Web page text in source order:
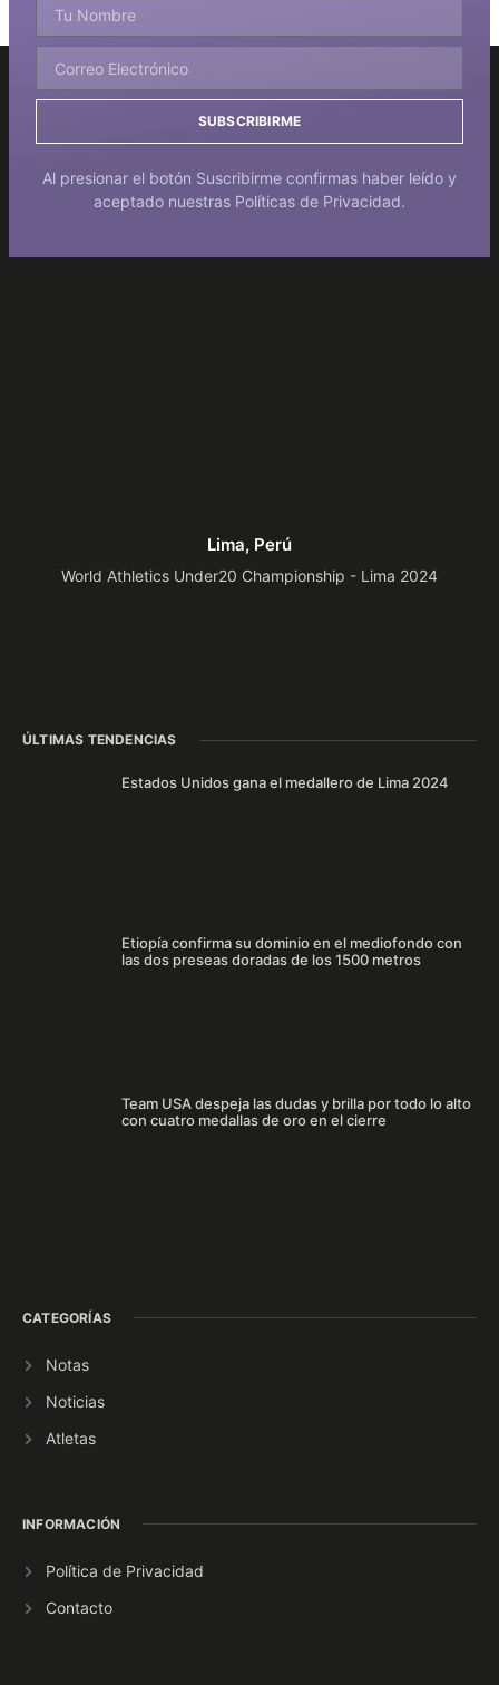
SUBSCRIBIRME
Al presionar el botón Suscribirme confirmas haber leído y
aceptado nuestras Políticas de Privacidad.
Lima, Perú
World Athletics Under20 Championship - Lima 2024
ÚLTIMAS TENDENCIAS
Estados Unidos gana el medallero de Lima 2024
Etiopía confirma su dominio en el mediofondo con
las dos preseas doradas de los 1500 metros
Team USA despeja las dudas y brilla por todo lo alto
con cuatro medallas de oro en el cierre
CATEGORÍAS
Notas
Noticias
Atletas
INFORMACIÓN
Política de Privacidad
Contacto